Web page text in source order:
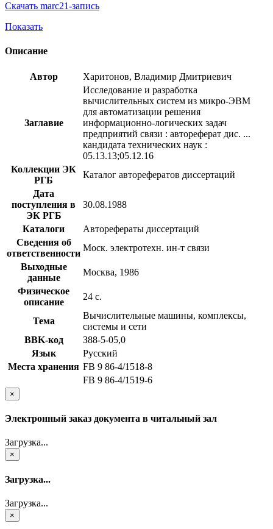
Скачать marc21-запись
Показать
Описание
Автор Харитонов, Владимир Дмитриевич
Заглавие
Исследование и разработка
вычислительных систем из микро-ЭВМ
для автоматизации решения
информационно-логических задач
предприятий связи : автореферат дис. ...
кандидата технических наук :
05.13.13;05.12.16
Коллекции ЭК
РГБ
Каталог авторефератов диссертаций
Дата
поступления в
ЭК РГБ
30.08.1988
Каталоги
Авторефераты диссертаций
Сведения об
ответственности
Моск. электротехн. ин-т связи
Выходные
данные
Москва, 1986
Физическое
описание
24 с.
Тема
Вычислительные машины, комплексы,
системы и сети
BBK-код
З88-5-05,0
Язык
Русский
Места хранения FB 9 86-4/1518-8
FB 9 86-4/1519-6
×
Электронный заказ документа в читальный зал
Загрузка...
×
Загрузка...
Загрузка...
×